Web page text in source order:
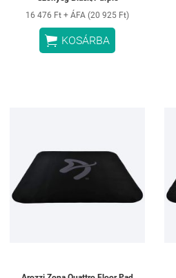
16 476 Ft + ÁFA (20 925 Ft)
 KOSÁRBA